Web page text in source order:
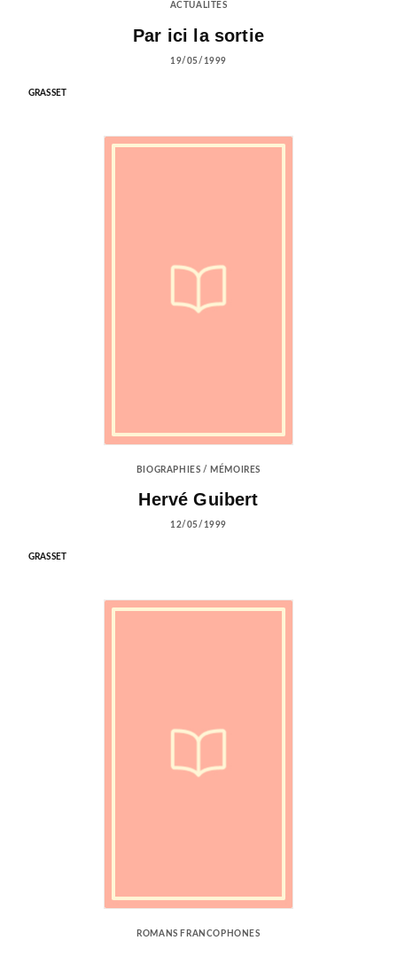
ACTUALITÉS
Par ici la sortie
19/05/1999
GRASSET
BIOGRAPHIES / MÉMOIRES
Hervé Guibert
12/05/1999
GRASSET
ROMANS FRANCOPHONES